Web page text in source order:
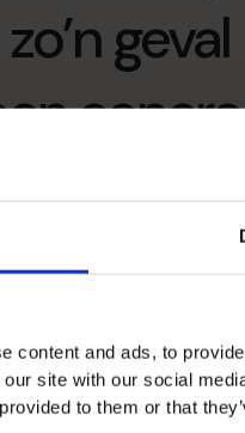
content and ads, to
site with our social
to them or that
geval
ERP-pakketten, werd
Ze hadden het
wél al bij de bank
te brengen. Letterlijk
De meeste waren van
de duur dat er toch